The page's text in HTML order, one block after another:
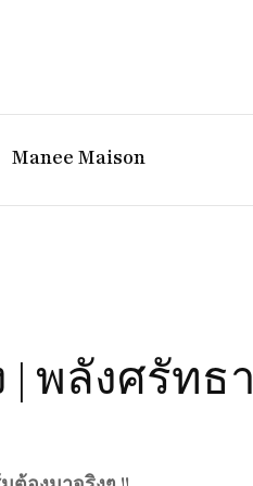
ญิง จิวเวลรี จันทบุรี
Manee Maison
| พลังศรัทธา